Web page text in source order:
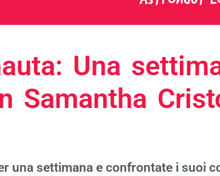
Una
Samantha
una settimana e confrontate i suoi